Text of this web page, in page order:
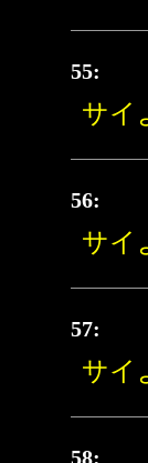
55:
サイ
56:
サイ
57:
サイ
58: